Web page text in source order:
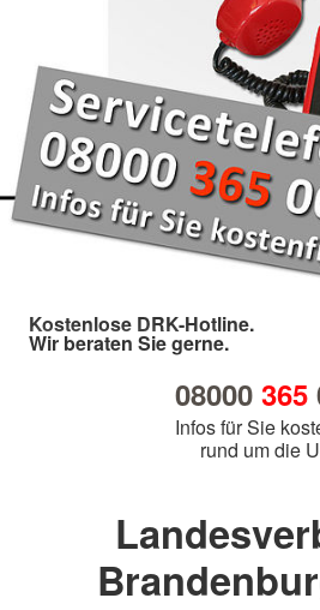
Kostenlose DRK-Hotline.
Wir beraten Sie gerne.
08000 365
Infos für Sie
rund um die